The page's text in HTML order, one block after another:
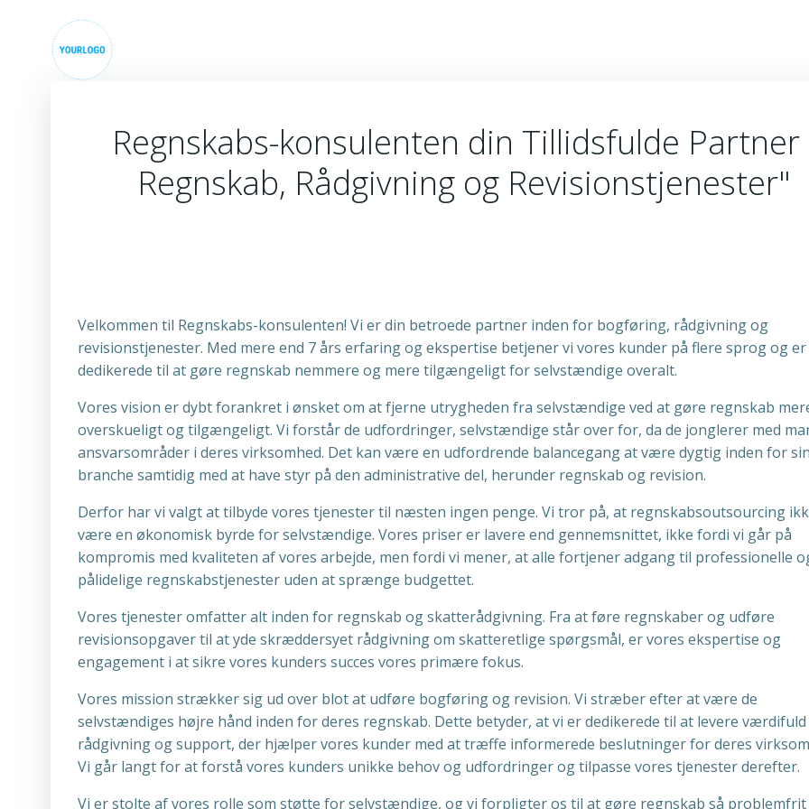
Regnskabs-konsulenten din Tillidsfulde Partner
Regnskab, Rådgivning og Revisionstjenester"
Velkommen til Regnskabs-konsulenten! Vi er din betroede partner inden for bogføring, rådgivning og
revisionstjenester. Med mere end 7 års erfaring og ekspertise betjener vi vores kunder på flere sprog og er
dedikerede til at gøre regnskab nemmere og mere tilgængeligt for selvstændige overalt.
Vores vision er dybt forankret i ønsket om at fjerne utrygheden fra selvstændige ved at gøre regnskab
overskueligt og tilgængeligt. Vi forstår de udfordringer, selvstændige står over for, da de jonglerer med
ansvarsområder i deres virksomhed. Det kan være en udfordrende balancegang at være dygtig inden for sin
branche samtidig med at have styr på den administrative del, herunder regnskab og revision.
Derfor har vi valgt at tilbyde vores tjenester til næsten ingen penge. Vi tror på, at regnskabsoutsourcing
være en økonomisk byrde for selvstændige. Vores priser er lavere end gennemsnittet, ikke fordi vi går på
kompromis med kvaliteten af vores arbejde, men fordi vi mener, at alle fortjener adgang til professionelle
pålidelige regnskabstjenester uden at sprænge budgettet.
Vores tjenester omfatter alt inden for regnskab og skatterådgivning. Fra at føre regnskaber og udføre
revisionsopgaver til at yde skræddersyet rådgivning om skatteretlige spørgsmål, er vores ekspertise og
engagement i at sikre vores kunders succes vores primære fokus.
Vores mission strækker sig ud over blot at udføre bogføring og revision. Vi stræber efter at være de
selvstændiges højre hånd inden for deres regnskab. Dette betyder, at vi er dedikerede til at levere værdifuld
rådgivning og support, der hjælper vores kunder med at træffe informerede beslutninger for deres
Vi går langt for at forstå vores kunders unikke behov og udfordringer og tilpasse vores tjenester derefter.
Vi er stolte af vores rolle som støtte for selvstændige, og vi forpligter os til at gøre regnskab så problemfrit